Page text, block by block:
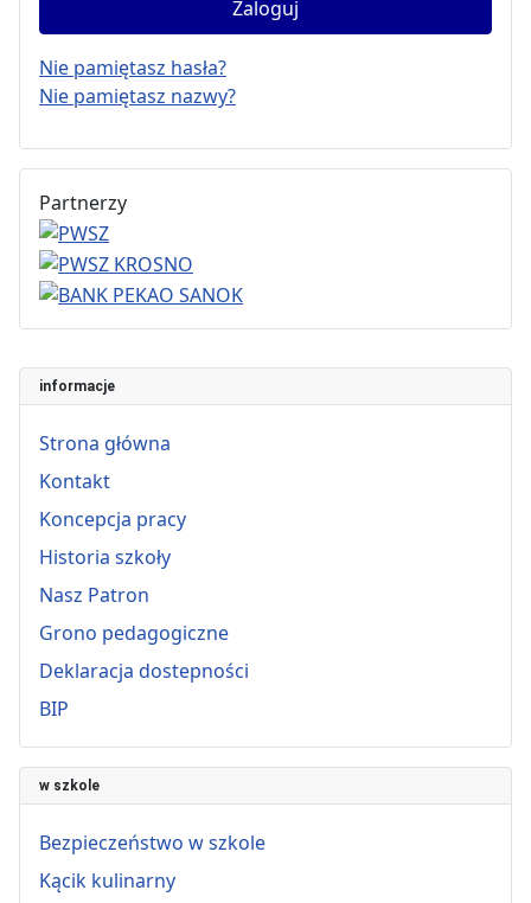
informacje
Strona główna
Kontakt
Koncepcja pracy
Historia szkoły
Nasz Patron
Grono pedagogiczne
Deklaracja dostepności
BIP
w szkole
Bezpieczeństwo w szkole
Kącik kulinarny
Zaloguj
Nie pamiętasz hasła?
Nie pamiętasz nazwy?
Partnerzy